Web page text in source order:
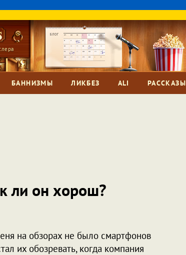
БАННИЗМЫ ЛИКБЕЗ ALI РАССКАЗЫ
ли он хорош?
на обзорах не было смартфонов
их обозревать, когда компания